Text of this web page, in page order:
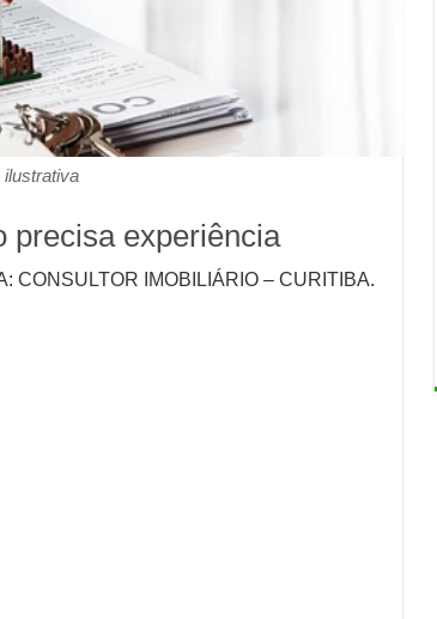
precisa experiência
CONSULTOR IMOBILIÁRIO – CURITIBA.